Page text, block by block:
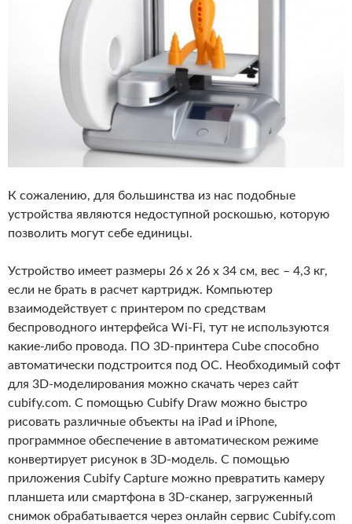
К сожалению, для большинства из нас подобные
устройства являются недоступной роскошью, которую
позволить могут себе единицы.
Устройство имеет размеры 26 x 26 x 34 см, вес – 4,3 кг,
если не брать в расчет картридж. Компьютер
взаимодействует с принтером по средствам
беспроводного интерфейса Wi-Fi, тут не используются
какие-либо провода. ПО 3D-принтера Cube способно
автоматически подстроится под ОС. Необходимый софт
для 3D-моделирования можно скачать через сайт
cubify.com. С помощью Cubify Draw можно быстро
рисовать различные объекты на iPad и iPhone,
программное обеспечение в автоматическом режиме
конвертирует рисунок в 3D-модель. С помощью
приложения Cubify Capture можно превратить камеру
планшета или смартфона в 3D-сканер, загруженный
снимок обрабатывается через онлайн сервис Cubify.com